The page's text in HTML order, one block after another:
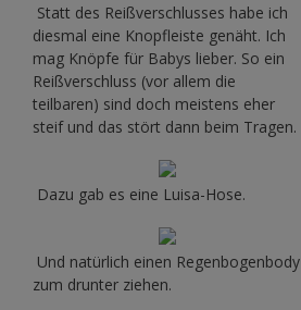
Statt des Reißverschlusses habe ich
diesmal eine Knopfleiste genäht. Ich
mag Knöpfe für Babys lieber. So ein
Reißverschluss (vor allem die
teilbaren) sind doch meistens eher
steif und das stört dann beim Tragen.
Dazu gab es eine Luisa-Hose.
Und natürlich einen Regenbogenbody
zum drunter ziehen.